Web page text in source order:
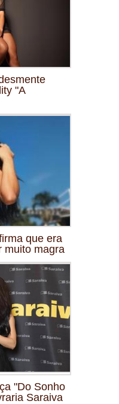
"A
que era
muito magra
"Do Sonho
Saraiva